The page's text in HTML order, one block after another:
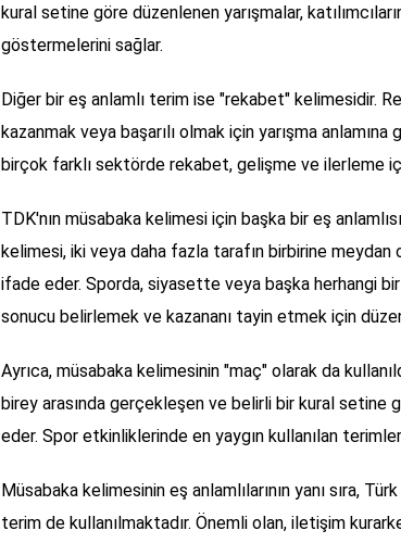
kural setine göre düzenlenen yarışmalar,
göstermelerini sağlar.
Diğer bir eş anlamlı terim ise "rekabet" kelimesidir.
kazanmak veya başarılı olmak için yarışma anlamına
birçok farklı sektörde rekabet, gelişme ve ilerleme
TDK'nın müsabaka kelimesi için başka bir eş
kelimesi, iki veya daha fazla tarafın birbirine
ifade eder. Sporda, siyasette veya başka herhangi
sonucu belirlemek ve kazananı tayin etmek için
Ayrıca, müsabaka kelimesinin "maç" olarak da
birey arasında gerçekleşen ve belirli bir kural setine
eder. Spor etkinliklerinde en yaygın kullanılan
Müsabaka kelimesinin eş anlamlılarının yanı sıra,
terim de kullanılmaktadır. Önemli olan, iletişim